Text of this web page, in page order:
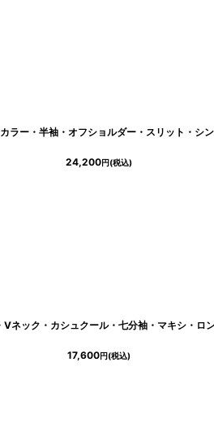
cd-k06142im]
24,200円(税込)
17,600円(税込)